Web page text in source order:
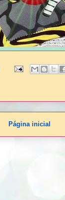
Página inicial